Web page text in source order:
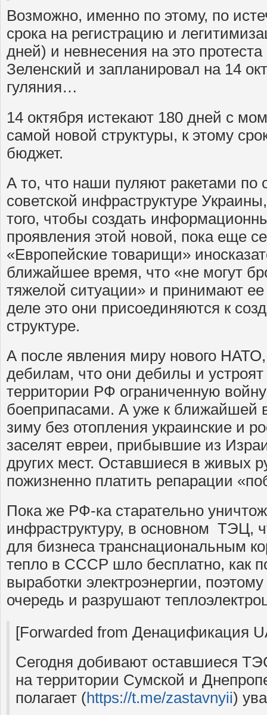
Возможно, именно по этому, по
срока на регистрацию и
дней) и невнесения на это
Зеленский и запланировал на 14
гуляния…
14 октября истекают 180 дней с
самой новой структуры, к этому
бюджет.
А то, что наши пуляют ракетами по
советской инфраструктуре
того, чтобы создать
проявления этой новой, пока еще
«Европейские товарищи»
ближайшее время, что «не могут
тяжелой ситуации» и принимают
деле это они присоединяются к
структуре.
А после явления миру нового
дебилам, что они дебилы и
территории РФ ограниченную
боеприпасами. А уже к ближайшей
зиму без отопления украинские и
заселят евреи, прибывшие из
других мест. Оставшиеся в живых
пожизненно платить репарации
Пока же РФ-ка старательно
инфраструктуру, в основном ТЭЦ,
для бизнеса транснациональным
тепло в СССР шло бесплатно, как
выработки электроэнергии,
очередь и разрушают
[Forwarded from Денацификация
Сегодня добивают оставшиеся
на территории Сумской и
полагает (https://t.me/zastavnyii)